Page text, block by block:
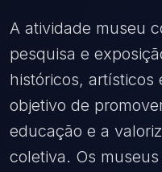
A atividade museu
pesquisa e
históricos, artísticos
objetivo de
educação e a
coletiva. Os